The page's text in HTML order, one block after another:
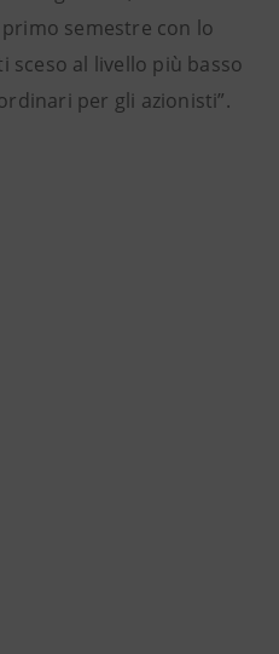
semestre con lo
al livello più basso
per gli azionisti”.